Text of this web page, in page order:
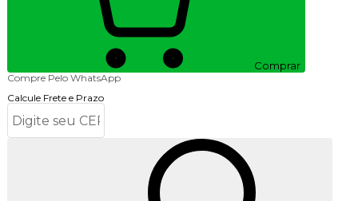
Comprar
Compre Pelo WhatsApp
Calcule Frete e Prazo